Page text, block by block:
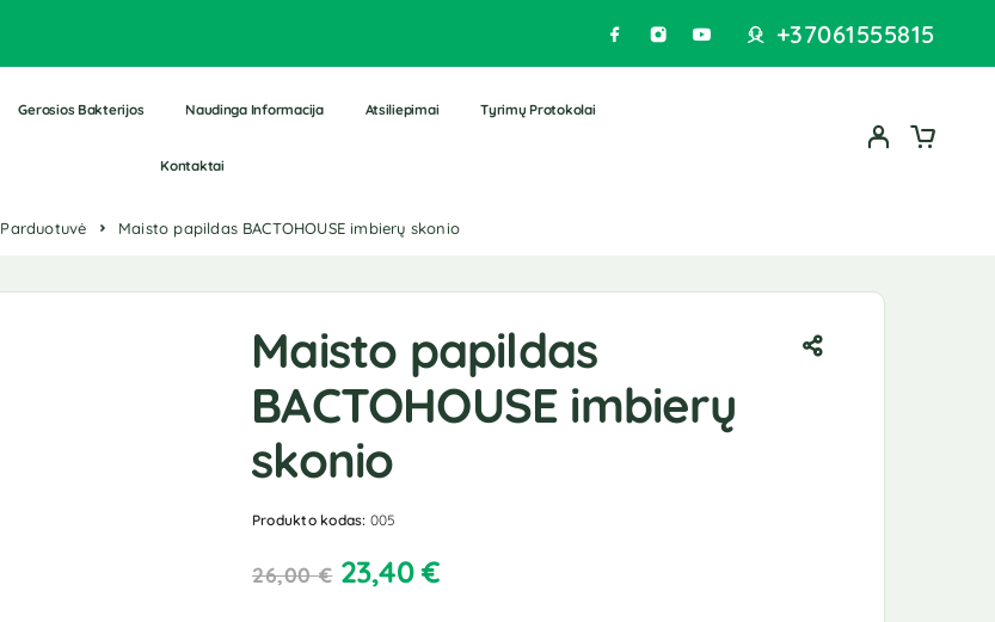
+37061555815
Gerosios Bakterijos Naudinga Informacija Atsiliepimai Tyrimų Protokolai
Kontaktai
Parduotuvė Maisto papildas BACTOHOUSE imbierų skonio
Maisto papildas
BACTOHOUSE imbierų
skonio
Produkto kodas: 005
26,00€ 23,40€